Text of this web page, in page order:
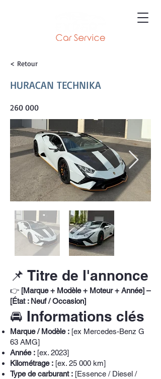
< Retour
HURACAN TECHNIKA
260 000
📌 Titre de l'annonce
👉 [Marque + Modèle + Moteur + Année] –
[État : Neuf / Occasion]
🚘 Informations clés
Marque / Modèle : [ex Mercedes-Benz G
63 AMG]
Année : [ex. 2023]
Kilométrage : [ex. 25 000 km]
Type de carburant : [Essence / Diesel /